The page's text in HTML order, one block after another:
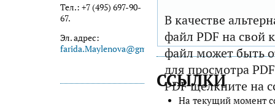
Тел.: +7 (495) 697-90-
67.
Эл. адрес:
farida.Maylenova@gmail.com
В качестве
файл PDF на свой
файл может быть
для просмотра
PDF щелкните на
ССЫЛКИ
На текущий момент